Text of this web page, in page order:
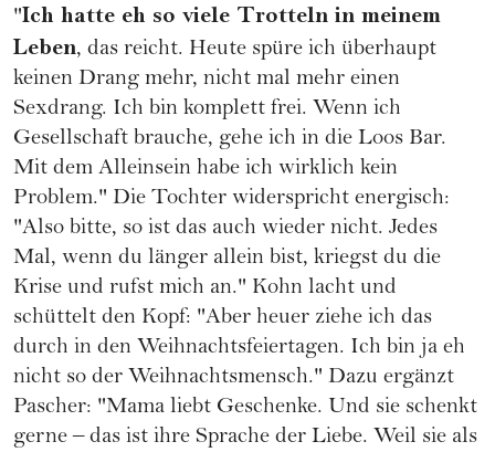
"Ich hatte eh so viele Trotteln in meinem
Leben, das reicht. Heute spüre ich überhaupt
keinen Drang mehr, nicht mal mehr einen
Sexdrang. Ich bin komplett frei. Wenn ich
Gesellschaft brauche, gehe ich in die Loos Bar.
Mit dem Alleinsein habe ich wirklich kein
Problem." Die Tochter widerspricht energisch:
"Also bitte, so ist das auch wieder nicht. Jedes
Mal, wenn du länger allein bist, kriegst du die
Krise und rufst mich an." Kohn lacht und
schüttelt den Kopf: "Aber heuer ziehe ich das
durch in den Weihnachtsfeiertagen. Ich bin ja eh
nicht so der Weihnachtsmensch." Dazu ergänzt
Pascher: "Mama liebt Geschenke. Und sie schenkt
gerne – das ist ihre Sprache der Liebe. Weil sie als